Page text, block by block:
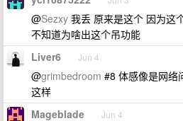
@Sezxy 我丢 原来是这个 因为这
不知道为啥出这个吊功能
Liver6 Jun 4
@grimbedroom #8 体感像是网络
这样
Mageblade Jun 4